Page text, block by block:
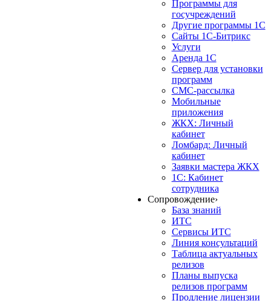
Программы для
госучреждений
Другие программы 1С
Сайты 1С-Битрикс
Услуги
Аренда 1С
Сервер для установки
программ
СМС-рассылка
Мобильные
приложения
ЖКХ: Личный
кабинет
Ломбард: Личный
кабинет
Заявки мастера ЖКХ
1С: Кабинет
сотрудника
Сопровождение›
База знаний
ИТС
Сервисы ИТС
Линия консультаций
Таблица актуальных
релизов
Планы выпуска
релизов программ
Продление лицензии